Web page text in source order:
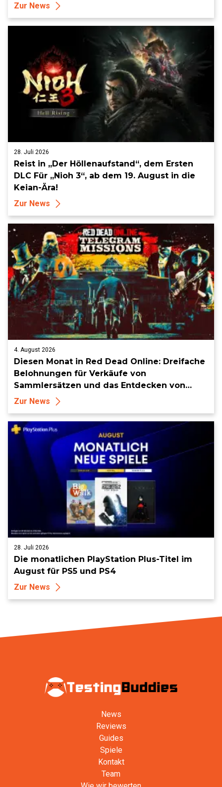
Zur News
28. Juli 2026
Reist in „Der Höllenaufstand“, dem Ersten
DLC Für „Nioh 3“, ab dem 19. August in die
Keian-Ära!
Zur News
4. August 2026
Diesen Monat in Red Dead Online: Dreifache
Belohnungen für Verkäufe von
Sammlersätzen und das Entdecken von
Sammlerstücken, in Telegramm-Missionen
Zur News
28. Juli 2026
Die monatlichen PlayStation Plus-Titel im
August für PS5 und PS4
Zur News
News
Reviews
Guides
Spiele
Kontakt
Team